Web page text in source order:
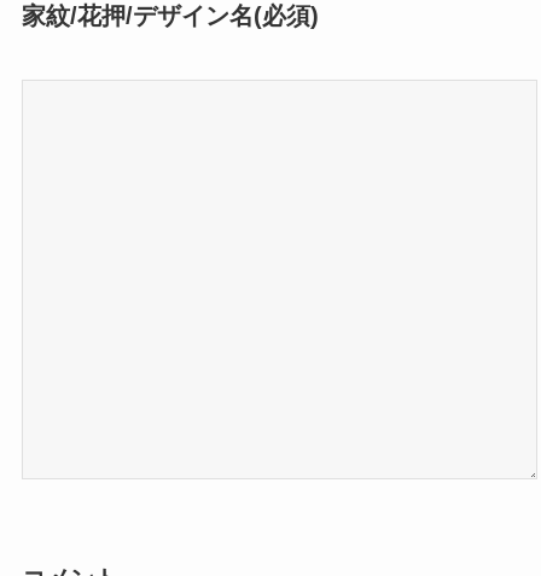
家紋/花押/デザイン名(必須)